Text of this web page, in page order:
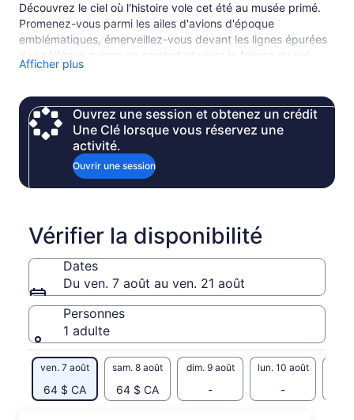
Découvrez le ciel où l'histoire vole cet été au musée primé.
Promenez-vous parmi les ailes d'avions d'époque
emblématiques, émerveillez-vous devant les lignes épurées
des célèbres avions de combat et vivez le frisson du vol
virtuel lors de notre Aviation Discovery Tour, élu meilleure
commence maintenant !
Afficher plus
Ouvrez une session et obtenez un crédit
Une Clé lorsque vous réservez une
activité.
Ouvrir une session
Vérifier la disponibilité
Dates
Du ven. 7 août au ven. 21 août
Personnes
1 adulte
ven. 7 août
64 $ CA
sam. 8 août
64 $ CA
dim. 9 août
-
lun. 10 août
-